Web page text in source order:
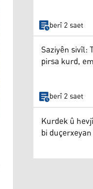
berî 2 saet
Saziyên sivîl:
pirsa kurd,
berî 2 saet
Kurdek û
bi